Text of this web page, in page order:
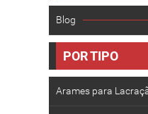
Blog
POR TIPO
Arames para